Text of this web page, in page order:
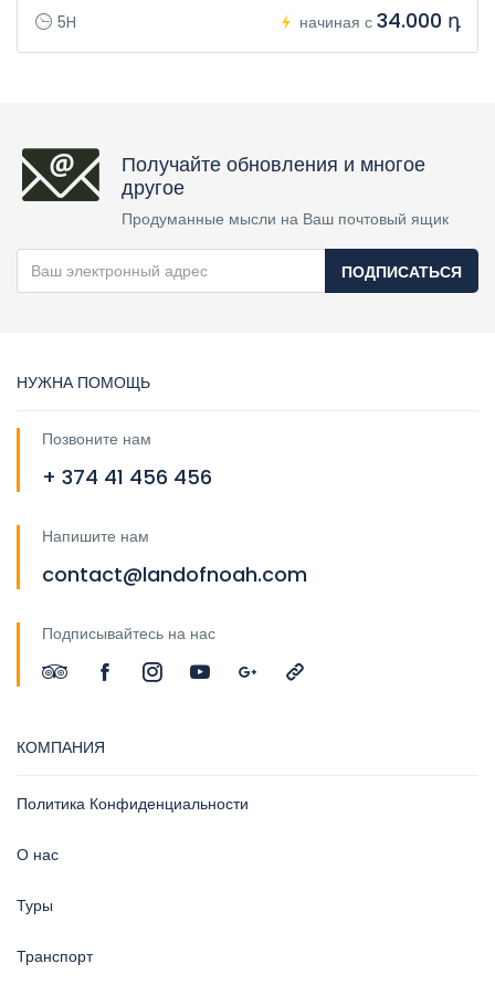
5H начиная с 34.000 դ
Получайте обновления и многое
другое
Продуманные мысли на Ваш почтовый ящик
ПОДПИСАТЬСЯ
НУЖНА ПОМОЩЬ
Позвоните нам
+ 374 41 456 456
Напишите нам
contact@landofnoah.com
Подписывайтесь на нас
КОМПАНИЯ
Политика Конфиденциальности
О нас
Туры
Транспорт